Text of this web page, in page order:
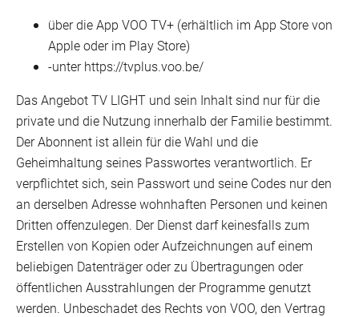
über die App VOO TV+ (erhältlich im App Store von
Apple oder im Play Store)
-unter https://tvplus.voo.be/
Das Angebot TV LIGHT und sein Inhalt sind nur für die
private und die Nutzung innerhalb der Familie bestimmt.
Der Abonnent ist allein für die Wahl und die
Geheimhaltung seines Passwortes verantwortlich. Er
verpflichtet sich, sein Passwort und seine Codes nur den
an derselben Adresse wohnhaften Personen und keinen
Dritten offenzulegen. Der Dienst darf keinesfalls zum
Erstellen von Kopien oder Aufzeichnungen auf einem
beliebigen Datenträger oder zu Übertragungen oder
öffentlichen Ausstrahlungen der Programme genutzt
werden. Unbeschadet des Rechts von VOO, den Vertrag